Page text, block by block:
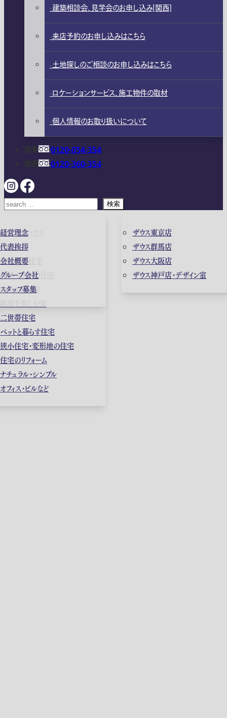
ガレージハウス
高級住宅
店舗併用住宅
和風モダンの住宅
中庭のある家
二世帯住宅
ペットと暮らす住宅
狭小住宅・変形地の住宅
住宅のリフォーム
ナチュラル・シンプル
オフィス・ビルなど
経営理念
代表挨拶
会社概要
グループ会社
スタッフ募集
ザウス東京店
ザウス群馬店
ザウス大阪店
ザウス神戸店・デザイン室
建築相談会、見学会のお申し込み[関西]
来店予約のお申し込みはこちら
土地探しのご相談のお申し込みはこちら
ロケーションサービス、施工物件の取材
個人情報のお取り扱いについて
0120-054-354
0120-360-354
検索